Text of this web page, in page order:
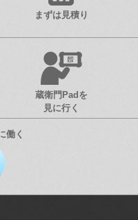
まずは見積り
蔵衛門Padを
見に行く